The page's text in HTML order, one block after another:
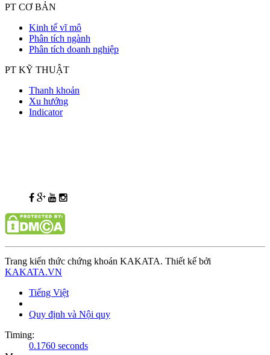
PT CƠ BẢN
Kinh tế vĩ mô
Phân tích ngành
Phân tích doanh nghiệp
PT KỸ THUẬT
Thanh khoản
Xu hướng
Indicator
Trang kiến thức chứng khoán KAKATA. Thiết kế bởi
KAKATA.VN
Tiếng Việt
Quy định và Nội quy
Timing:
0.1760 seconds